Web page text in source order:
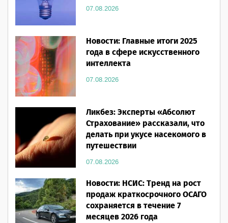
07.08.2026
Новости: Главные итоги 2025
года в сфере искусственного
интеллекта
07.08.2026
Ликбез: Эксперты «Абсолют
Страхование» рассказали, что
делать при укусе насекомого в
путешествии
07.08.2026
Новости: НСИС: Тренд на рост
продаж краткосрочного ОСАГО
сохраняется в течение 7
месяцев 2026 года